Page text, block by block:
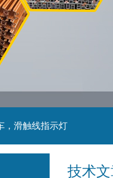
，滑触线指示灯
技术